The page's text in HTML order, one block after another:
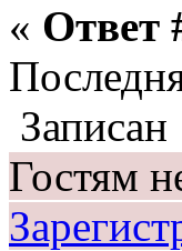
« Ответ
Записан
Гостям